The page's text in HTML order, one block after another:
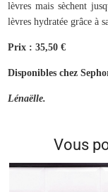
lèvres mais sèchent
lèvres hydratée grâce à
Prix : 35,50 €
Disponibles chez
Lénaëlle.
Vous